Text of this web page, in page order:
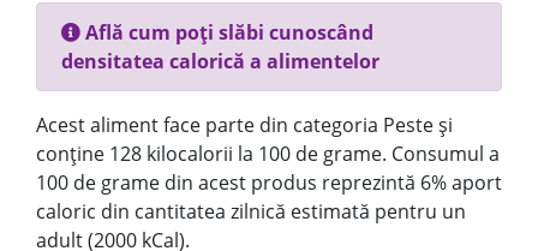
Află cum poți slăbi cunoscând
densitatea calorică a alimentelor
Acest aliment face parte din categoria Peste și
conține 128 kilocalorii la 100 de grame. Consumul a
100 de grame din acest produs reprezintă 6% aport
caloric din cantitatea zilnică estimată pentru un
adult (2000 kCal).